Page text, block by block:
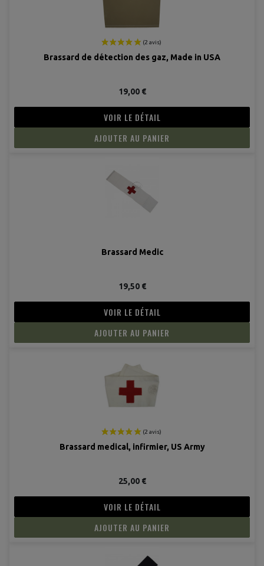
Brassard de détection des gaz, Made in USA
19,00 €
VOIR LE DÉTAIL
AJOUTER AU PANIER
Brassard Medic
19,50 €
VOIR LE DÉTAIL
AJOUTER AU PANIER
Brassard medical, infirmier, US Army
25,00 €
VOIR LE DÉTAIL
AJOUTER AU PANIER